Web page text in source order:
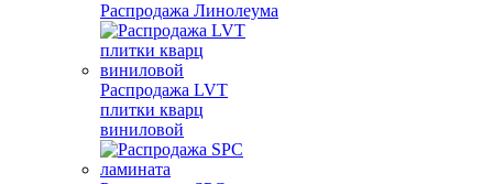
Распродажа Линолеума
Распродажа LVT
плитки кварц
виниловой